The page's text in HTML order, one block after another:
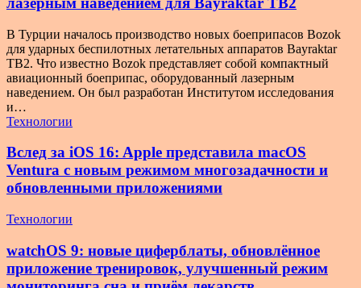
В Турции началось производство новых боеприпасов Bozok
для ударных беспилотных летательных аппаратов Bayraktar
TB2. Что известно Bozok представляет собой компактный
авиационный боеприпас, оборудованный лазерным
наведением. Он был разработан Институтом исследования
и…
Технологии
Вслед за iOS 16: Apple представила macOS
Ventura с новым режимом многозадачности и
обновленными приложениями
Технологии
watchOS 9: новые циферблаты, обновлённое
приложение тренировок, улучшенный режим